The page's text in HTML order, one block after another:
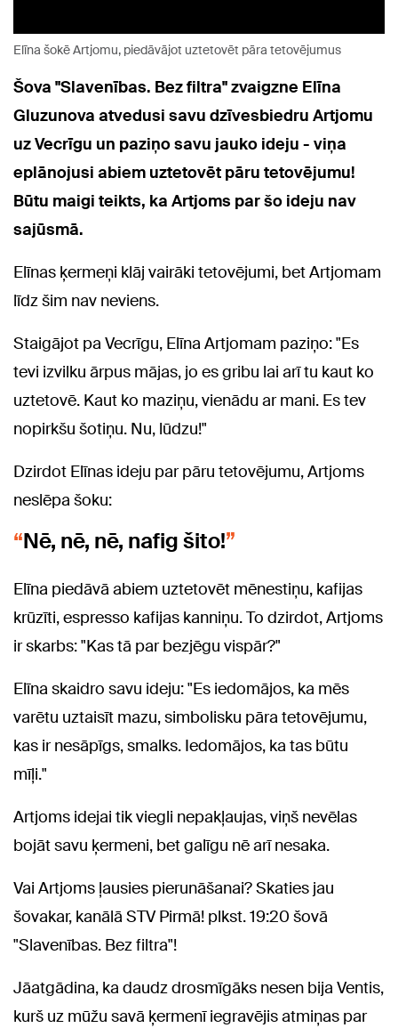
Elīna šokē Artjomu, piedāvājot uztetovēt pāra tetovējumus
Šova "Slavenības. Bez filtra" zvaigzne Elīna
Gluzunova atvedusi savu dzīvesbiedru Artjomu
uz Vecrīgu un paziņo savu jauko ideju - viņa
eplānojusi abiem uztetovēt pāru tetovējumu!
Būtu maigi teikts, ka Artjoms par šo ideju nav
sajūsmā.
Elīnas ķermeņi klāj vairāki tetovējumi, bet Artjomam
līdz šim nav neviens.
Staigājot pa Vecrīgu, Elīna Artjomam paziņo: "Es
tevi izvilku ārpus mājas, jo es gribu lai arī tu kaut ko
uztetovē. Kaut ko maziņu, vienādu ar mani. Es tev
nopirkšu šotiņu. Nu, lūdzu!"
Dzirdot Elīnas ideju par pāru tetovējumu, Artjoms
neslēpa šoku:
Nē, nē, nē, nafig šito!
Elīna piedāvā abiem uztetovēt mēnestiņu, kafijas
krūzīti, espresso kafijas kanniņu. To dzirdot, Artjoms
ir skarbs: "Kas tā par bezjēgu vispār?"
Elīna skaidro savu ideju: "Es iedomājos, ka mēs
varētu uztaisīt mazu, simbolisku pāra tetovējumu,
kas ir nesāpīgs, smalks. Iedomājos, ka tas būtu
mīļi."
Artjoms idejai tik viegli nepakļaujas, viņš nevēlas
bojāt savu ķermeni, bet galīgu nē arī nesaka.
Vai Artjoms ļausies pierunāšanai? Skaties jau
šovakar, kanālā STV Pirmā! plkst. 19:20 šovā
"Slavenības. Bez filtra"!
Jāatgādina, ka daudz drosmīgāks nesen bija Ventis,
kurš uz mūžu savā ķermenī iegravējis atmiņas par